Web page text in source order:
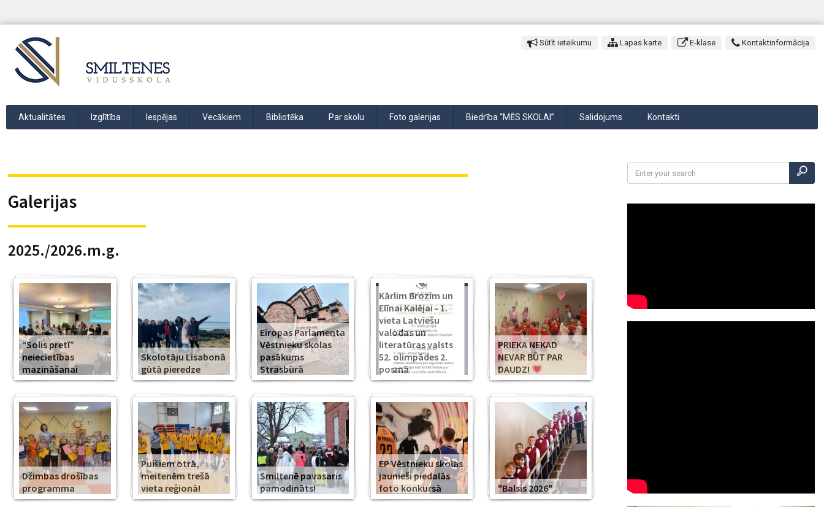
Sūtīt ieteikumu Lapas karte E-klase Kontaktinformācija
Aktualitātes Izglītība Iespējas Vecākiem Bibliotēka Par skolu Foto galerijas Biedrība “MĒS SKOLAI” Salidojums Kontakti
Galerijas
2025./2026.m.g.
“Solis pretī”
neiecietības
mazināšanai
Skolotāju Lisabonā
gūtā pieredze
Eiropas Parlamenta
Vēstnieku skolas
pasākums
Strasbūrā
Kārlim Brozim un
Elīnai Kalējai - 1.
vieta Latviešu
valodas un
literatūras valsts
52. olimpādes 2.
posmā
PRIEKA NEKAD
NEVAR BŪT PAR
DAUDZ!
Džimbas drošības
programma
Puišiem otrā,
meitenēm trešā
vieta reģionā!
Smiltenē pavasaris
pamodināts!
EP Vēstnieku skolas
jaunieši piedalās
foto konkursā
"Balsis 2026"